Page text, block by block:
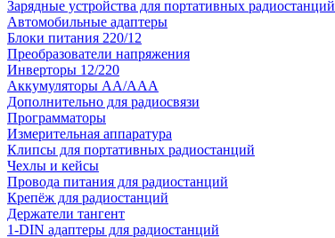
Зарядные устройства для портативных радиостанций
Автомобильные адаптеры
Блоки питания 220/12
Преобразователи напряжения
Инверторы 12/220
Аккумуляторы АА/ААА
Дополнительно для радиосвязи
Программаторы
Измерительная аппаратура
Клипсы для портативных радиостанций
Чехлы и кейсы
Провода питания для радиостанций
Крепёж для радиостанций
Держатели тангент
1-DIN адаптеры для радиостанций